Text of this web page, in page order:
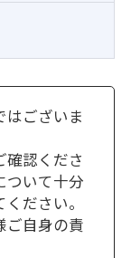
ございま
認くださ
ついて十分
ださい。
ご自身の責